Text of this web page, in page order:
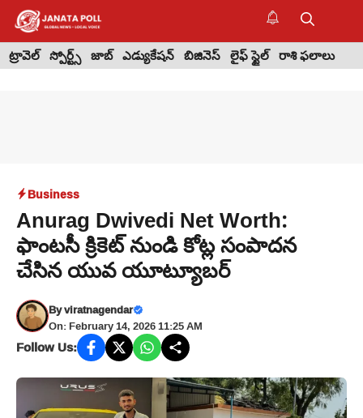
Skip
content
ట్రావెల్ స్పోర్ట్స్ జాబ్ ఎడ్యుకేషన్ బిజినెస్ లైఫ్ స్టైల్ రాశి ఫలాలు
Business
Anurag Dwivedi Net Worth:
ఫాంటసీ క్రికెట్ నుండి కోట్ల సంపాదన
చేసిన యువ యూట్యూబర్
Byviratnagendar
On: February 14, 2026 11:25 AM
Follow Us: